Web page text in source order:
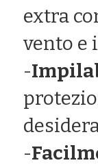
extra
vento e
-
-